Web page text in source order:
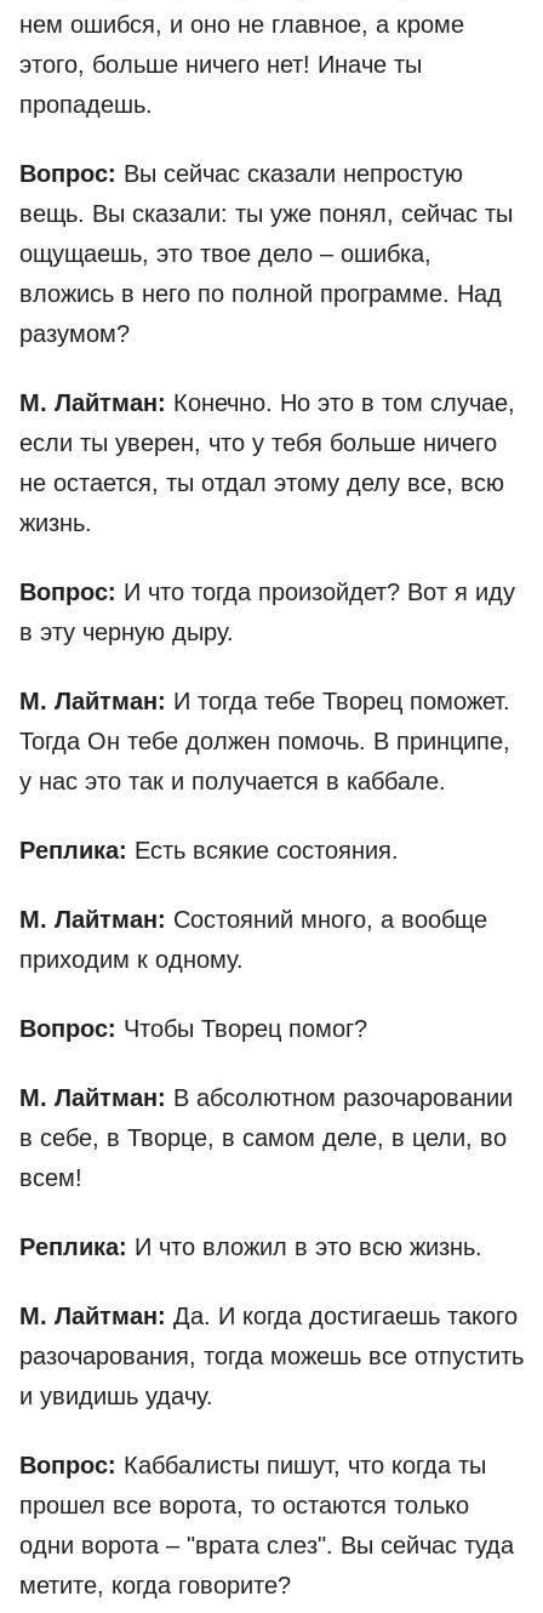
нем ошибся, и оно не главное, а кроме
этого, больше ничего нет! Иначе ты
пропадешь.
Вопрос: Вы сейчас сказали непростую
вещь. Вы сказали: ты уже понял, сейчас ты
ощущаешь, это твое дело – ошибка,
вложись в него по полной программе. Над
разумом?
М. Лайтман: Конечно. Но это в том случае,
если ты уверен, что у тебя больше ничего
не остается, ты отдал этому делу все, всю
жизнь.
Вопрос: И что тогда произойдет? Вот я иду
в эту черную дыру.
М. Лайтман: И тогда тебе Творец поможет.
Тогда Он тебе должен помочь. В принципе,
у нас это так и получается в каббале.
Реплика: Есть всякие состояния.
М. Лайтман: Состояний много, а вообще
приходим к одному.
Вопрос: Чтобы Творец помог?
М. Лайтман: В абсолютном разочаровании
в себе, в Творце, в самом деле, в цели, во
всем!
Реплика: И что вложил в это всю жизнь.
М. Лайтман: Да. И когда достигаешь такого
разочарования, тогда можешь все отпустить
и увидишь удачу.
Вопрос: Каббалисты пишут, что когда ты
прошел все ворота, то остаются только
одни ворота – "врата слез". Вы сейчас туда
метите, когда говорите?